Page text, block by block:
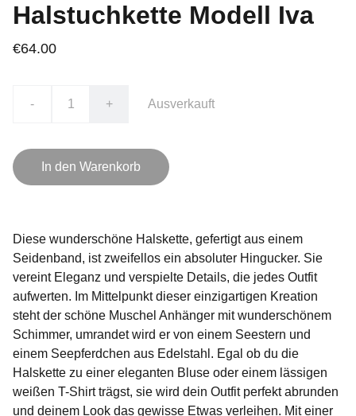
Halstuchkette Modell Iva
€64.00
- + Ausverkauft
In den Warenkorb
Diese wunderschöne Halskette, gefertigt aus einem
Seidenband, ist zweifellos ein absoluter Hingucker. Sie
vereint Eleganz und verspielte Details, die jedes Outfit
aufwerten. Im Mittelpunkt dieser einzigartigen Kreation
steht der schöne Muschel Anhänger mit wunderschönem
Schimmer, umrandet wird er von einem Seestern und
einem Seepferdchen aus Edelstahl. Egal ob du die
Halskette zu einer eleganten Bluse oder einem lässigen
weißen T-Shirt trägst, sie wird dein Outfit perfekt abrunden
und deinem Look das gewisse Etwas verleihen. Mit einer